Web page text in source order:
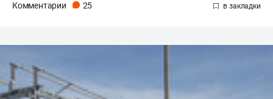
Комментарии 25